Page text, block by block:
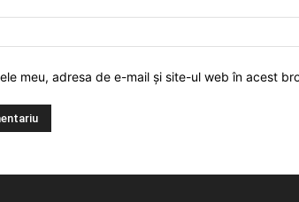
meu, adresa de e-mail și site-ul web în acest